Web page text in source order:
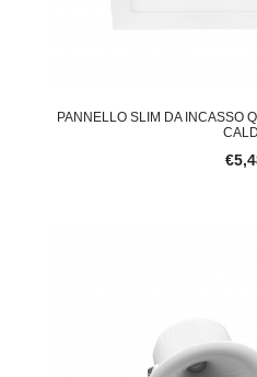
PANNELLO SLIM DA INCASSO